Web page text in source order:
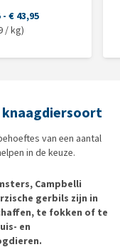
- € 43,95
/ kg)
knaagdiersoort
van een aantal
in de keuze.
Campbelli
gerbils zijn in
te fokken of te
en